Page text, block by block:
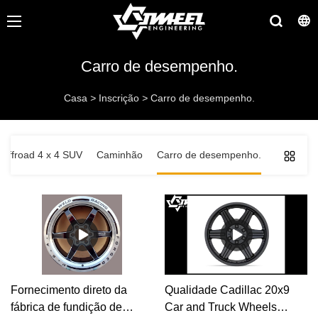
Carro de desempenho.
Casa > Inscrição > Carro de desempenho.
Offroad 4 x 4 SUV Caminhão Carro de desempenho.
Fornecimento direto da
fábrica de fundição de
Qualidade Cadillac 20x9
Car and Truck Wheels